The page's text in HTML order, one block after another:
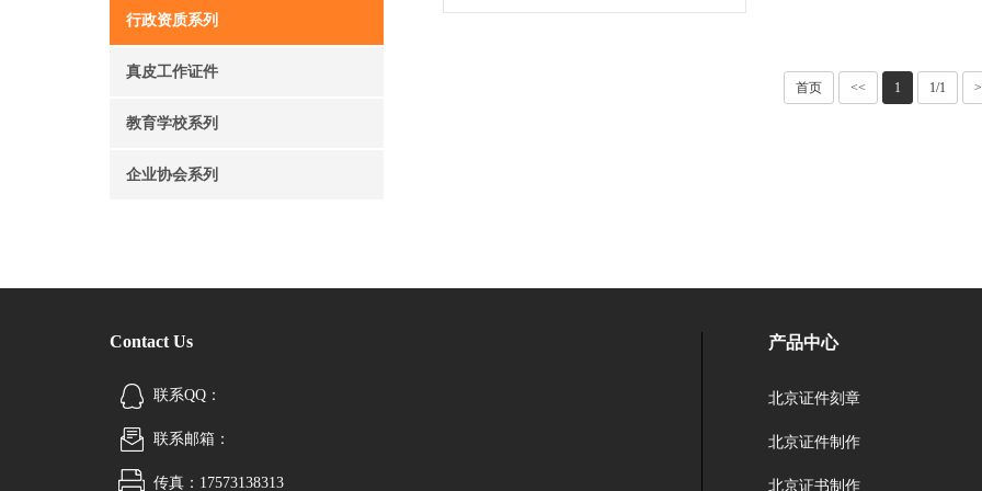
行政资质系列
真皮工作证件
教育学校系列
企业协会系列
首页 << 1 1/1
Contact Us
联系QQ：
联系邮箱：
传真：17573138313
产品中心
北京证件刻章
北京证件制作
北京证书制作